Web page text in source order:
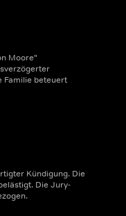
Moore"
Familie beteuert
Kündigung. Die
Die Jury-